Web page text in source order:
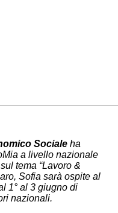
Sociale ha
a livello nazionale
tema “Lavoro &
Sofia sarà ospite al
1° al 3 giugno di
nazionali.